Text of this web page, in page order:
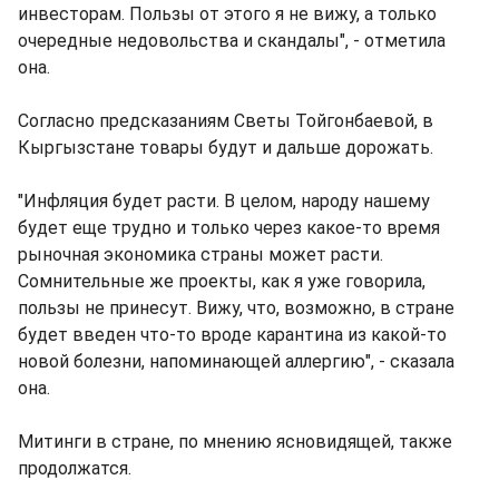
инвесторам. Пользы от этого я не вижу, а только
очередные недовольства и скандалы", - отметила
она.
Согласно предсказаниям Светы Тойгонбаевой, в
Кыргызстане товары будут и дальше дорожать.
"Инфляция будет расти. В целом, народу нашему
будет еще трудно и только через какое-то время
рыночная экономика страны может расти.
Сомнительные же проекты, как я уже говорила,
пользы не принесут. Вижу, что, возможно, в стране
будет введен что-то вроде карантина из какой-то
новой болезни, напоминающей аллергию", - сказала
она.
Митинги в стране, по мнению ясновидящей, также
продолжатся.